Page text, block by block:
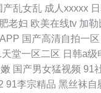
产乱女乱 成人xxxxx
老妇 欧美在线tv 加勒
国产高清自拍一区
天堂一区二区 日韩a级
国产男女猛视频 91
91李宗精品 黑丝袜自